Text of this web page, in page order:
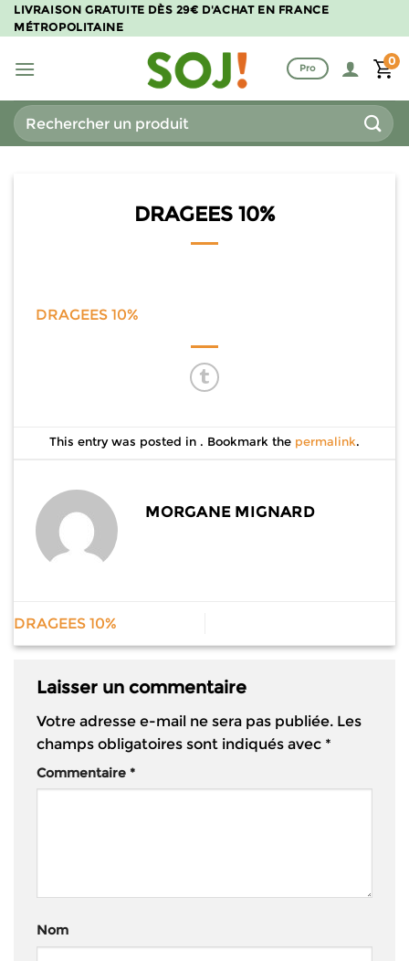
Passer
au
LIVRAISON GRATUITE DÈS 29€ D'ACHAT EN FRANCE
MÉTROPOLITAINE
Pro
0
Recherche
pour :
DRAGEES 10%
DRAGEES 10%
This entry was posted in . Bookmark the permalink.
MORGANE MIGNARD
DRAGEES 10%
Laisser un commentaire
Votre adresse e-mail ne sera pas publiée. Les
champs obligatoires sont indiqués avec *
Commentaire *
Nom